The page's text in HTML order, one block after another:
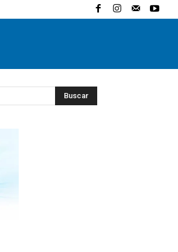
Buscar